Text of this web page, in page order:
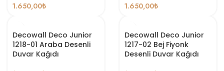
1.650,00₺
1.650,00₺
Decowall Deco Junior
1218-01 Araba Desenli
Duvar Kağıdı
Decowall Deco Junior
1217-02 Bej Fiyonk
Desenli Duvar Kağıdı